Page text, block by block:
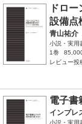
ドロ
設備点
青山祐介
小説・実用
1巻
レビュー投
電子書
インプレ